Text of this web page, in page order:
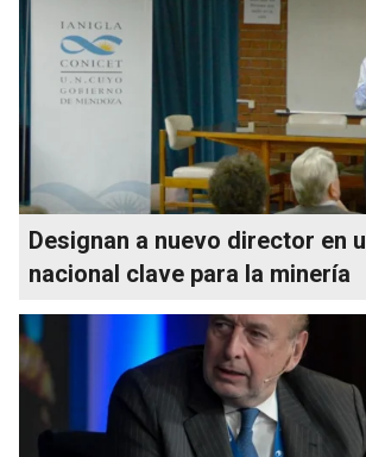
Designan a nuevo director en
nacional clave para la minería